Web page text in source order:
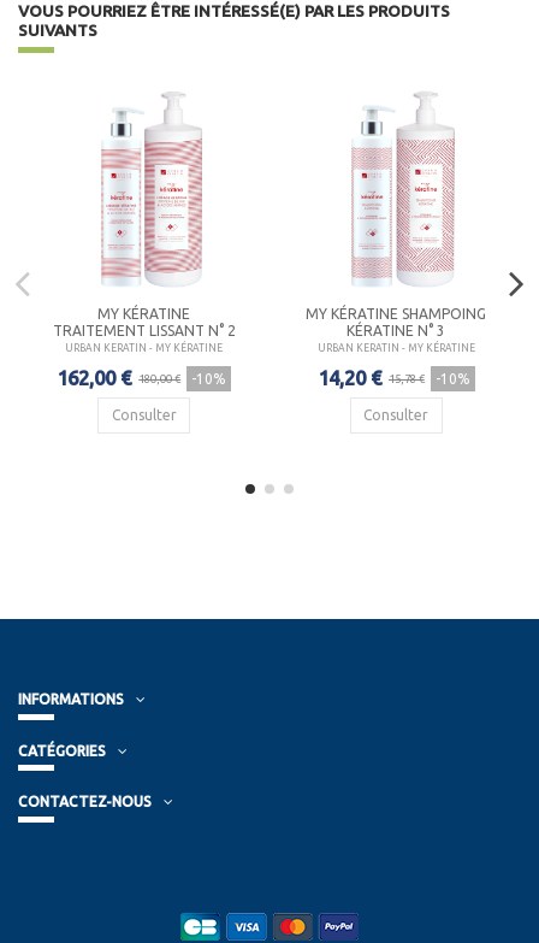
VOUS POURRIEZ ÊTRE INTÉRESSÉ(E) PAR LES PRODUITS
SUIVANTS
MY KÉRATINE
TRAITEMENT LISSANT N° 2
URBAN KERATIN - MY KÉRATINE
162,00 € 180,00 € -10%
Consulter
MY KÉRATINE SHAMPOING
KÉRATINE N° 3
URBAN KERATIN - MY KÉRATINE
14,20 € 15,78 € -10%
Consulter
INFORMATIONS
CATÉGORIES
CONTACTEZ-NOUS